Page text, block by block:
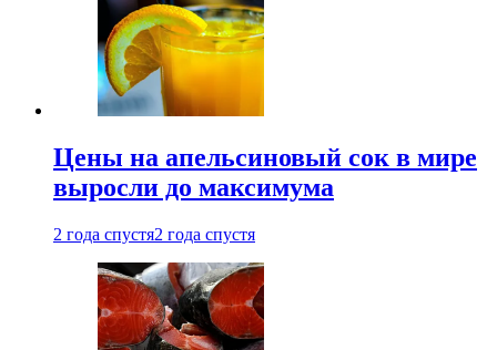
Цены на апельсиновый сок в мире
выросли до максимума
2 года спустя2 года спустя